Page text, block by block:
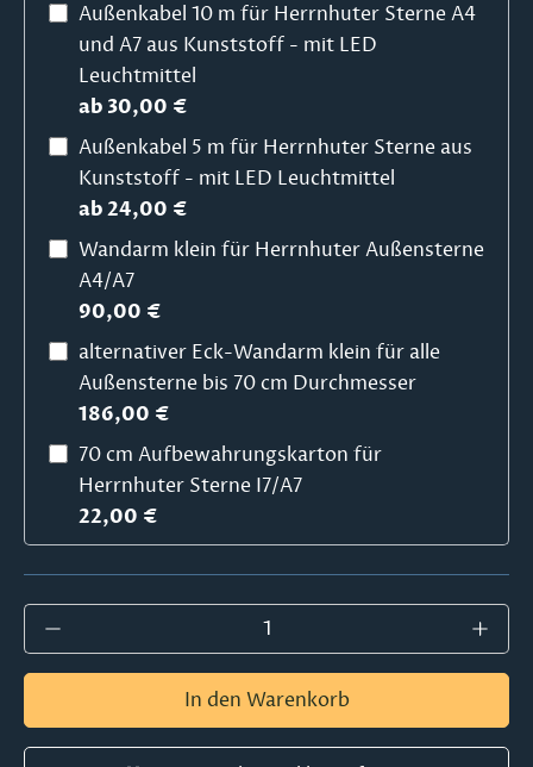
Außenkabel 10 m für Herrnhuter Sterne A4
und A7 aus Kunststoff - mit LED
Leuchtmittel
ab 30,00 €
Außenkabel 5 m für Herrnhuter Sterne aus
Kunststoff - mit LED Leuchtmittel
ab 24,00 €
Wandarm klein für Herrnhuter Außensterne
A4/A7
90,00 €
alternativer Eck-Wandarm klein für alle
Außensterne bis 70 cm Durchmesser
186,00 €
70 cm Aufbewahrungskarton für
Herrnhuter Sterne I7/A7
22,00 €
Produkt Anzahl: Gib den gewünschten
In den Warenkorb